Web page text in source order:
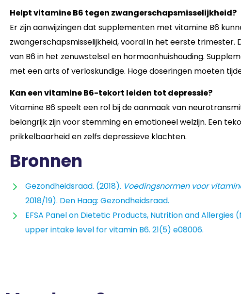
Helpt vitamine B6 tegen zwangerschapsmisselijkheid?
Er zijn aanwijzingen dat supplementen met vitamine B6
zwangerschapsmisselijkheid, vooral in het eerste
van B6 in het zenuwstelsel en hormoonhuishouding.
met een arts of verloskundige. Hoge doseringen moeten
Kan een vitamine B6-tekort leiden tot depressie?
Vitamine B6 speelt een rol bij de aanmaak van
belangrijk zijn voor stemming en emotioneel welzijn. Een
prikkelbaarheid en zelfs depressieve klachten.
Bronnen
Gezondheidsraad. (2018). Voedingsnormen voor
2018/19). Den Haag: Gezondheidsraad.
EFSA Panel on Dietetic Products, Nutrition and
upper intake level for vitamin B6. 21(5) e08006.